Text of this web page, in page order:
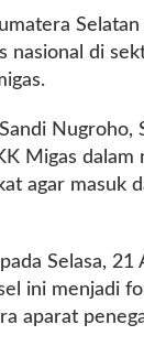
nasional di
Nugroho,
Migas
agar masuk
Selasa,
ini menjadi
aparat